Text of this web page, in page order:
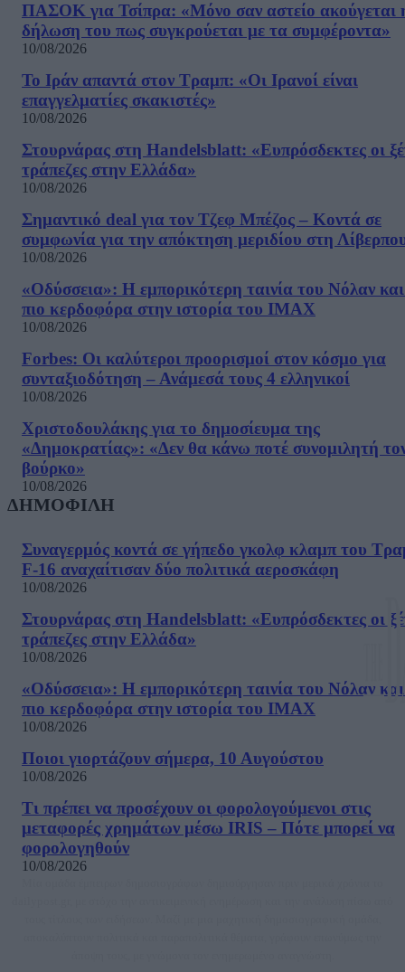
ΠΑΣΟΚ για Τσίπρα: «Μόνο σαν αστείο ακούγεται
δήλωση του πως συγκρούεται με τα συμφέροντα»
10/08/2026
Το Ιράν απαντά στον Τραμπ: «Οι Ιρανοί είναι
επαγγελματίες σκακιστές»
10/08/2026
Στουρνάρας στη Handelsblatt: «Ευπρόσδεκτες οι
τράπεζες στην Ελλάδα»
10/08/2026
Σημαντικό deal για τον Τζεφ Μπέζος – Κοντά σε
συμφωνία για την απόκτηση μεριδίου στη
10/08/2026
«Οδύσσεια»: Η εμπορικότερη ταινία του Νόλαν
πιο κερδοφόρα στην ιστορία του IMAX
10/08/2026
Forbes: Οι καλύτεροι προορισμοί στον κόσμο για
συνταξιοδότηση – Ανάμεσά τους 4 ελληνικοί
10/08/2026
Χριστοδουλάκης για το δημοσίευμα της
«Δημοκρατίας»: «Δεν θα κάνω ποτέ συνομιλητή
βούρκο»
10/08/2026
ΔΗΜΟΦΙΛΗ
Συναγερμός κοντά σε γήπεδο γκολφ κλαμπ του
F-16 αναχαίτισαν δύο πολιτικά αεροσκάφη
10/08/2026
Στουρνάρας στη Handelsblatt: «Ευπρόσδεκτες οι
τράπεζες στην Ελλάδα»
10/08/2026
«Οδύσσεια»: Η εμπορικότερη ταινία του Νόλαν
πιο κερδοφόρα στην ιστορία του IMAX
10/08/2026
Ποιοι γιορτάζουν σήμερα, 10 Αυγούστου
10/08/2026
Τι πρέπει να προσέχουν οι φορολογούμενοι στις
μεταφορές χρημάτων μέσω IRIS – Πότε μπορεί να
φορολογηθούν
10/08/2026